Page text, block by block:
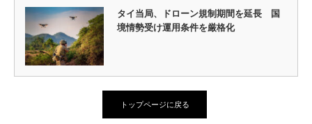
タイ当局、ドローン規制期間を延長 国
境情勢受け運用条件を厳格化
トップページに戻る